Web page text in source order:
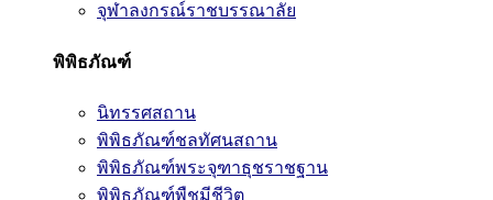
จุฬาลงกรณ์ราชบรรณาลัย
พิพิธภัณฑ์
นิทรรศสถาน
พิพิธภัณฑ์ชลทัศนสถาน
พิพิธภัณฑ์พระจุฑาธุชราชฐาน
พิพิธภัณฑ์พืชมีชีวิต